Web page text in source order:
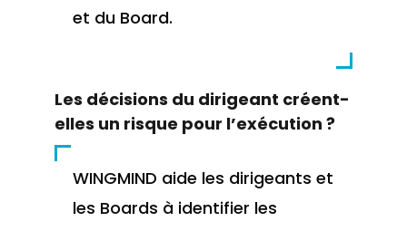
et du Board.
Les décisions du dirigeant créent-
elles un risque pour l’exécution ?
WINGMIND aide les dirigeants et
les Boards à identifier les